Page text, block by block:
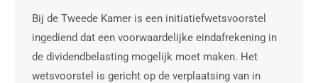
Bij de Tweede Kamer is een initiatiefwetsvoorstel
ingediend dat een voorwaardelijke eindafrekening in
de dividendbelasting mogelijk moet maken. Het
wetsvoorstel is gericht op de verplaatsing van in